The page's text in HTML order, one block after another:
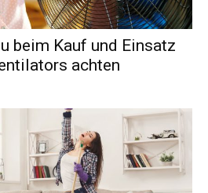
beim Kauf und Einsatz
achten